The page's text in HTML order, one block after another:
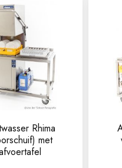
Rhima
met